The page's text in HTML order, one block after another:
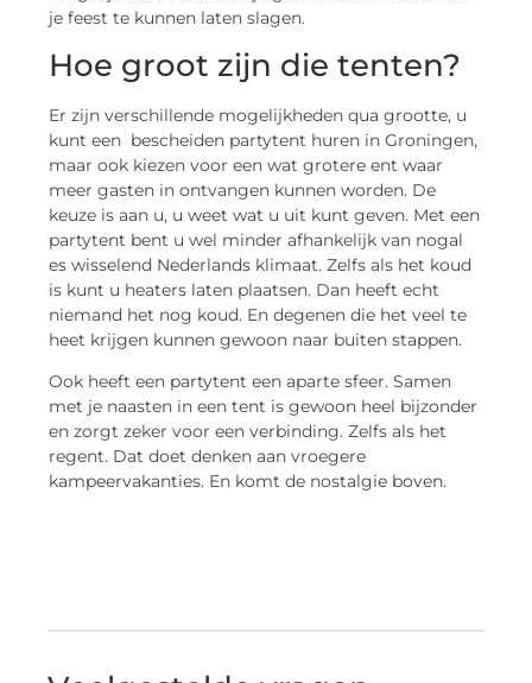
je feest te kunnen laten slagen.
Hoe groot zijn die tenten?
Er zijn verschillende mogelijkheden qua grootte, u
kunt een bescheiden partytent huren in Groningen,
maar ook kiezen voor een wat grotere ent waar
meer gasten in ontvangen kunnen worden. De
keuze is aan u, u weet wat u uit kunt geven. Met een
partytent bent u wel minder afhankelijk van nogal
es wisselend Nederlands klimaat. Zelfs als het koud
is kunt u heaters laten plaatsen. Dan heeft echt
niemand het nog koud. En degenen die het veel te
heet krijgen kunnen gewoon naar buiten stappen.
Ook heeft een partytent een aparte sfeer. Samen
met je naasten in een tent is gewoon heel bijzonder
en zorgt zeker voor een verbinding. Zelfs als het
regent. Dat doet denken aan vroegere
kampeervakanties. En komt de nostalgie boven.